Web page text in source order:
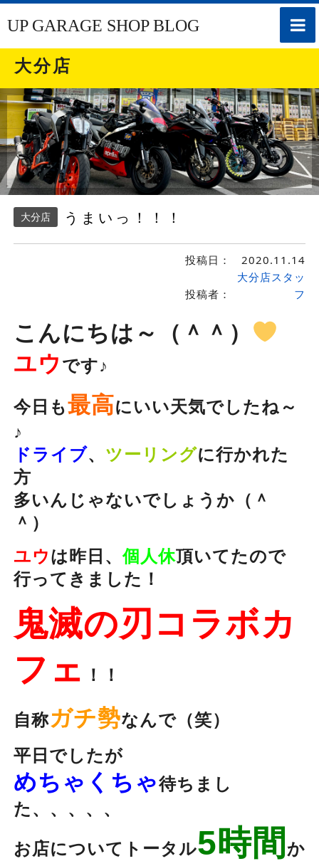
toggle
UP GARAGE SHOP BLOG
大分店
大分店 うまいっ！！！
投稿日： 2020.11.14
投稿者：
大分店スタッ
フ
こんにちは～（＾＾）
ユウ です♪
今日も最高にいい天気でしたね～
♪
ドライブ、 ツーリングに行かれた
方
多いんじゃないでしょうか（＾
＾）
ユウは昨日、個人休頂いてたので
行ってきました！
鬼滅の刃コラボカ
フェ ！！
自称ガチ勢なんで（笑）
平日でしたが
めちゃくちゃ待ちまし
た、、、、、
お店についてトータル5時間 か